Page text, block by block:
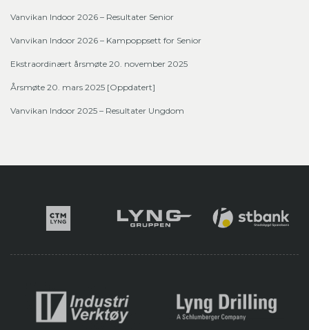
Vanvikan Indoor 2026 – Resultater Senior
Vanvikan Indoor 2026 – Kampoppsett for Senior
Ekstraordinært årsmøte 20. november 2025
Årsmøte 20. mars 2025 [Oppdatert]
Vanvikan Indoor 2025 – Resultater Ungdom